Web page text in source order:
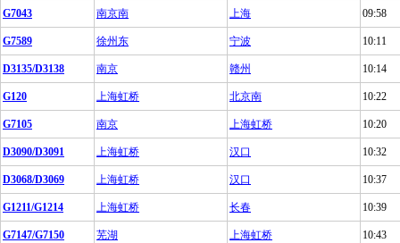
G7043 南京南 上海 09:58
G7589 徐州东 宁波 10:11
D3135/D3138 南京 赣州 10:14
G120 上海虹桥 北京南 10:22
G7105 南京 上海虹桥 10:20
D3090/D3091 上海虹桥 汉口 10:32
D3068/D3069 上海虹桥 汉口 10:37
G1211/G1214 上海虹桥 长春 10:39
G7147/G7150 芜湖 上海虹桥 10:43